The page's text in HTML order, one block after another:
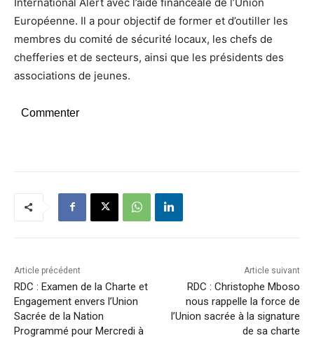
Européenne. Il a pour objectif de former et d’outiller les
membres du comité de sécurité locaux, les chefs de
chefferies et de secteurs, ainsi que les présidents des
associations de jeunes.
Commenter
Article précédent
RDC : Examen de la Charte et
Engagement envers l’Union
Sacrée de la Nation
Programmé pour Mercredi à
Article suivant
RDC : Christophe Mboso
nous rappelle la force de
l’Union sacrée à la signature
de sa charte